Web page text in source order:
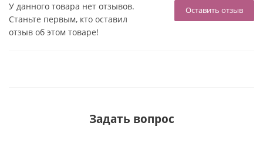
Оставить отзыв
У данного товара нет отзывов.
Станьте первым, кто оставил
отзыв об этом товаре!
Задать вопрос